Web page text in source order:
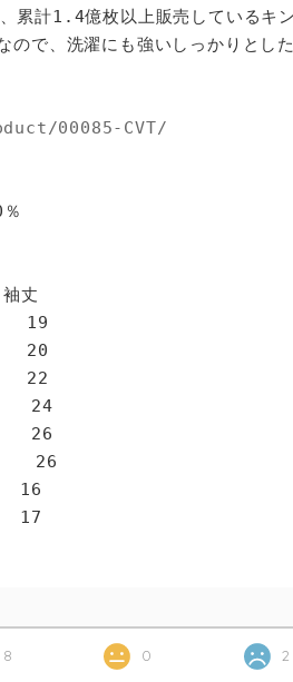
1.4億枚以上販売しているキン
で、洗濯にも強いしっかりとした
00085-CVT/
丈
24
26
26
8 0 2